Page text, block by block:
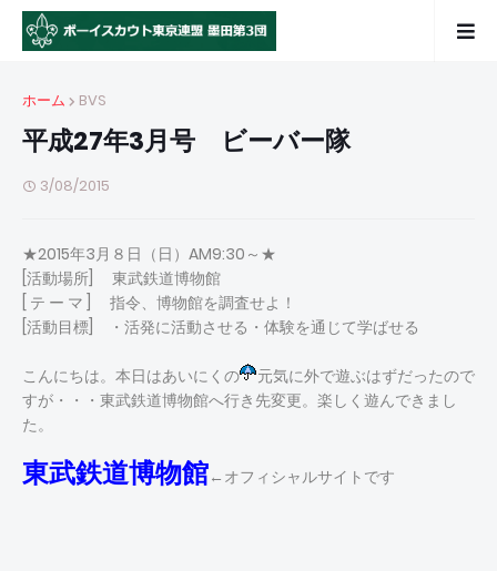
ホーム BVS
平成27年3月号 ビーバー隊
3/08/2015
★2015年3月８日（日）AM9:30～★
[活動場所] 東武鉄道博物館
[ テ ー マ ] 指令、博物館を調査せよ！
[活動目標] ・活発に活動させる・体験を通じて学ばせる
こんにちは。本日はあいにくの
元気に外で遊ぶはずだったので
すが・・・東武鉄道博物館へ行き先変更。楽しく遊んできまし
た。
東武鉄道博物館←オフィシャルサイトです